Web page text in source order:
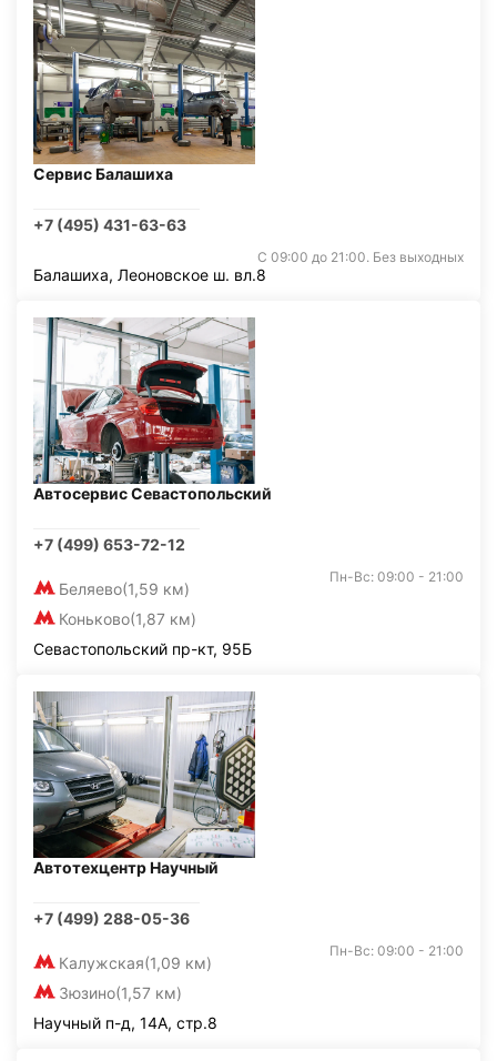
Сервис Балашиха
+7 (495) 431-63-63
С 09:00 до 21:00. Без выходных
Балашиха, Леоновское ш. вл.8
Автосервис Севастопольский
+7 (499) 653-72-12
Беляево(1,59 км)
Коньково(1,87 км)
Пн-Вс: 09:00 - 21:00
Севастопольский пр-кт, 95Б
Автотехцентр Научный
+7 (499) 288-05-36
Калужская(1,09 км)
Зюзино(1,57 км)
Пн-Вс: 09:00 - 21:00
Научный п-д, 14А, стр.8